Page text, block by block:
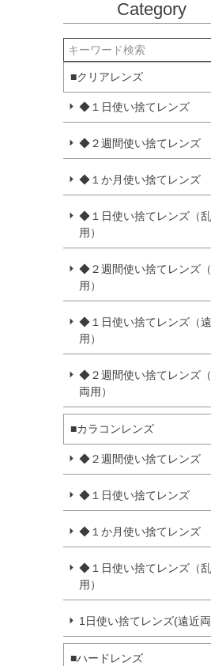
Category
■クリアレンズ
◆１日使い捨てレンズ
◆２週間使い捨てレンズ
◆１か月使い捨てレンズ
◆１日使い捨てレンズ（
用）
◆２週間使い捨てレンズ
用）
◆１日使い捨てレンズ（
用）
◆２週間使い捨てレンズ
両用）
■カラコンレンズ
◆２週間使い捨てレンズ
◆１日使い捨てレンズ
◆１か月使い捨てレンズ
◆１日使い捨てレンズ（
用）
1日使い捨てレンズ(遠近
■ハードレンズ